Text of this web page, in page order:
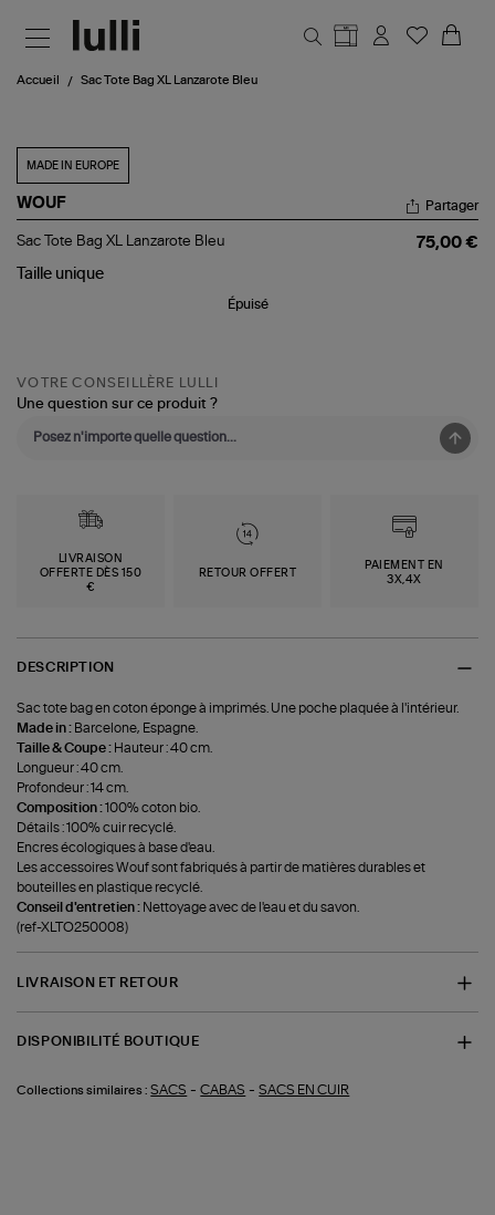
Accueil Sac Tote Bag XL Lanzarote Bleu
MADE IN EUROPE
WOUF
Sac
Bag
Partager
Sac Tote Bag XL Lanzarote Bleu
75,00 €
Taille unique
Épuisé
VOTRE CONSEILLÈRE LULLI
Une question sur ce produit ?
LIVRAISON
OFFERTE DÈS 150
€
RETOUR OFFERT
PAIEMENT EN
3X,4X
DESCRIPTION
Sac tote bag en coton éponge à imprimés. Une poche plaquée à l'intérieur.
Made in : Barcelone, Espagne.
Taille & Coupe : Hauteur : 40 cm.
Longueur : 40 cm.
Profondeur : 14 cm.
Composition :100% coton bio.
Détails : 100% cuir recyclé.
Encres écologiques à base d'eau.
Les accessoires Wouf sont fabriqués à partir de matières durables et
bouteilles en plastique recyclé.
Conseil d'entretien : Nettoyage avec de l'eau et du savon.
(ref-XLTO250008)
LIVRAISON ET RETOUR
DISPONIBILITÉ BOUTIQUE
Collections similaires : SACS -CABAS -SACS EN CUIR